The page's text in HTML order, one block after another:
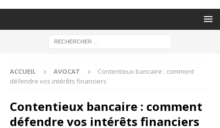
ACCUEIL AVOCAT
Contentieux bancaire : comment
défendre vos intérêts financiers
Contentieux bancaire : comment
défendre vos intérêts financiers